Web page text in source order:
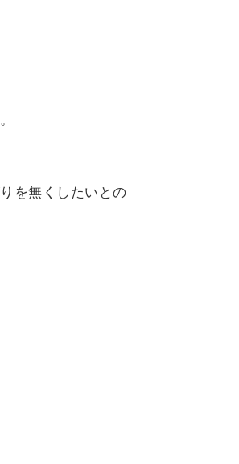
を無くしたいとの